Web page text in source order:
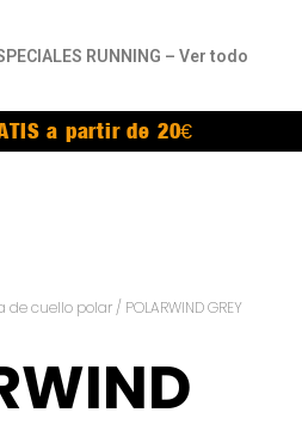
RUNNING – Ver todo
a partir de 20€
de cuello polar / POLARWIND GREY